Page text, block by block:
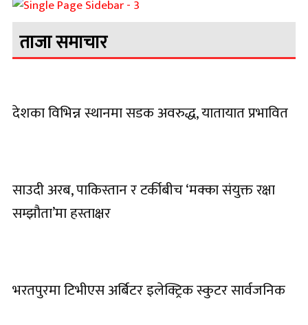
ताजा समाचार
देशका विभिन्न स्थानमा सडक अवरुद्ध, यातायात प्रभावित
साउदी अरब, पाकिस्तान र टर्कीबीच ‘मक्का संयुक्त रक्षा
सम्झौता’मा हस्ताक्षर
भरतपुरमा टिभीएस अर्बिटर इलेक्ट्रिक स्कुटर सार्वजनिक